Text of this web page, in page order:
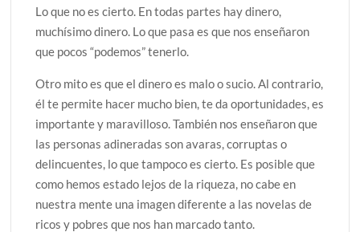
Lo que no es cierto. En todas partes hay dinero,
muchísimo dinero. Lo que pasa es que nos enseñaron
que pocos “podemos” tenerlo.
Otro mito es que el dinero es malo o sucio. Al contrario,
él te permite hacer mucho bien, te da oportunidades, es
importante y maravilloso. También nos enseñaron que
las personas adineradas son avaras, corruptas o
delincuentes, lo que tampoco es cierto. Es posible que
como hemos estado lejos de la riqueza, no cabe en
nuestra mente una imagen diferente a las novelas de
ricos y pobres que nos han marcado tanto.